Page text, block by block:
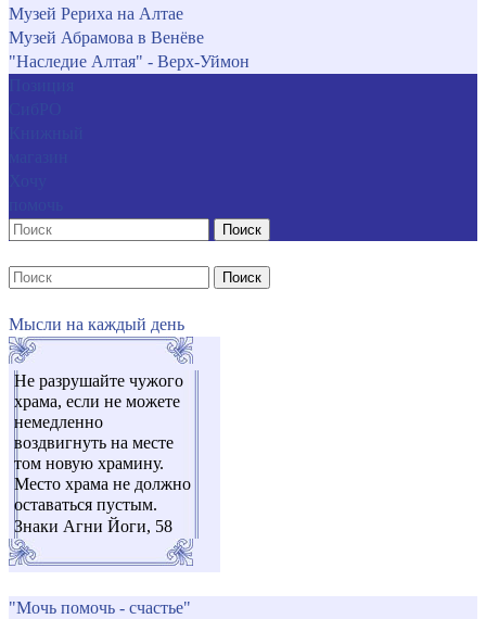
Музей Рериха на Алтае
Музей Абрамова в Венёве
"Наследие Алтая" - Верх-Уймон
Поиск
Поиск
Мысли на каждый день
Не разрушайте чужого
храма, если не можете
немедленно
воздвигнуть на месте
том новую храмину.
Место храма не должно
оставаться пустым.
Знаки Агни Йоги, 58
"Мочь помочь - счастье"